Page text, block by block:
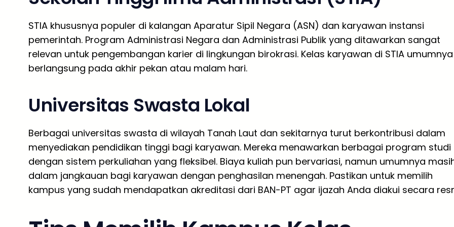
STIA khususnya populer di kalangan Aparatur Sipil Negara (ASN) dan karyawan instansi
pemerintah. Program Administrasi Negara dan Administrasi Publik yang ditawarkan sangat
relevan untuk pengembangan karier di lingkungan birokrasi. Kelas karyawan di STIA umumnya
berlangsung pada akhir pekan atau malam hari.
Universitas Swasta Lokal
Berbagai universitas swasta di wilayah Tanah Laut dan sekitarnya turut berkontribusi dalam
menyediakan pendidikan tinggi bagi karyawan. Mereka menawarkan berbagai program studi
dengan sistem perkuliahan yang fleksibel. Biaya kuliah pun bervariasi, namun umumnya
dalam jangkauan bagi karyawan dengan penghasilan menengah. Pastikan untuk memilih
kampus yang sudah mendapatkan akreditasi dari BAN-PT agar ijazah Anda diakui secara